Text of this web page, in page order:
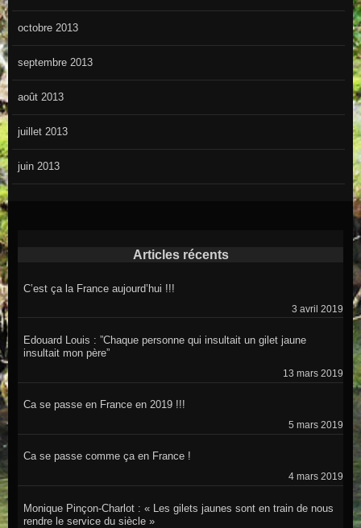
octobre 2013
septembre 2013
août 2013
juillet 2013
juin 2013
Articles récents
C’est ça la France aujourd’hui !!!
3 avril 2019
Edouard Louis : ”Chaque personne qui insultait un gilet jaune
insultait mon père”
13 mars 2019
Ca se passe en France en 2019 !!!
5 mars 2019
Ca se passe comme ça en France !
4 mars 2019
Monique Pinçon-Charlot : « Les gilets jaunes sont en train de nous
rendre le service du siècle »